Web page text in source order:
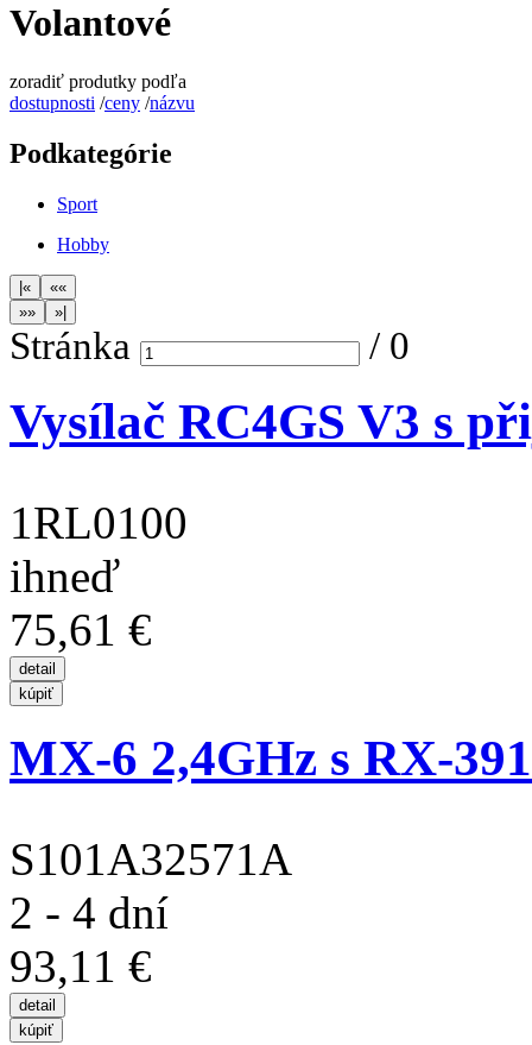
Volantové
zoradiť produtky podľa
dostupnosti /ceny /názvu
Podkategórie
Sport
Hobby
Stránka / 0
Vysílač RC4GS V3 s
1RL0100
ihneď
75,61 €
MX-6 2,4GHz s RX-
S101A32571A
2 - 4 dní
93,11 €